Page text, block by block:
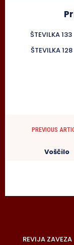
ŠTEVILKA 133
ŠTEVILKA 128
PREVIOUS
Voščilo
REVIJA ZAVEZA